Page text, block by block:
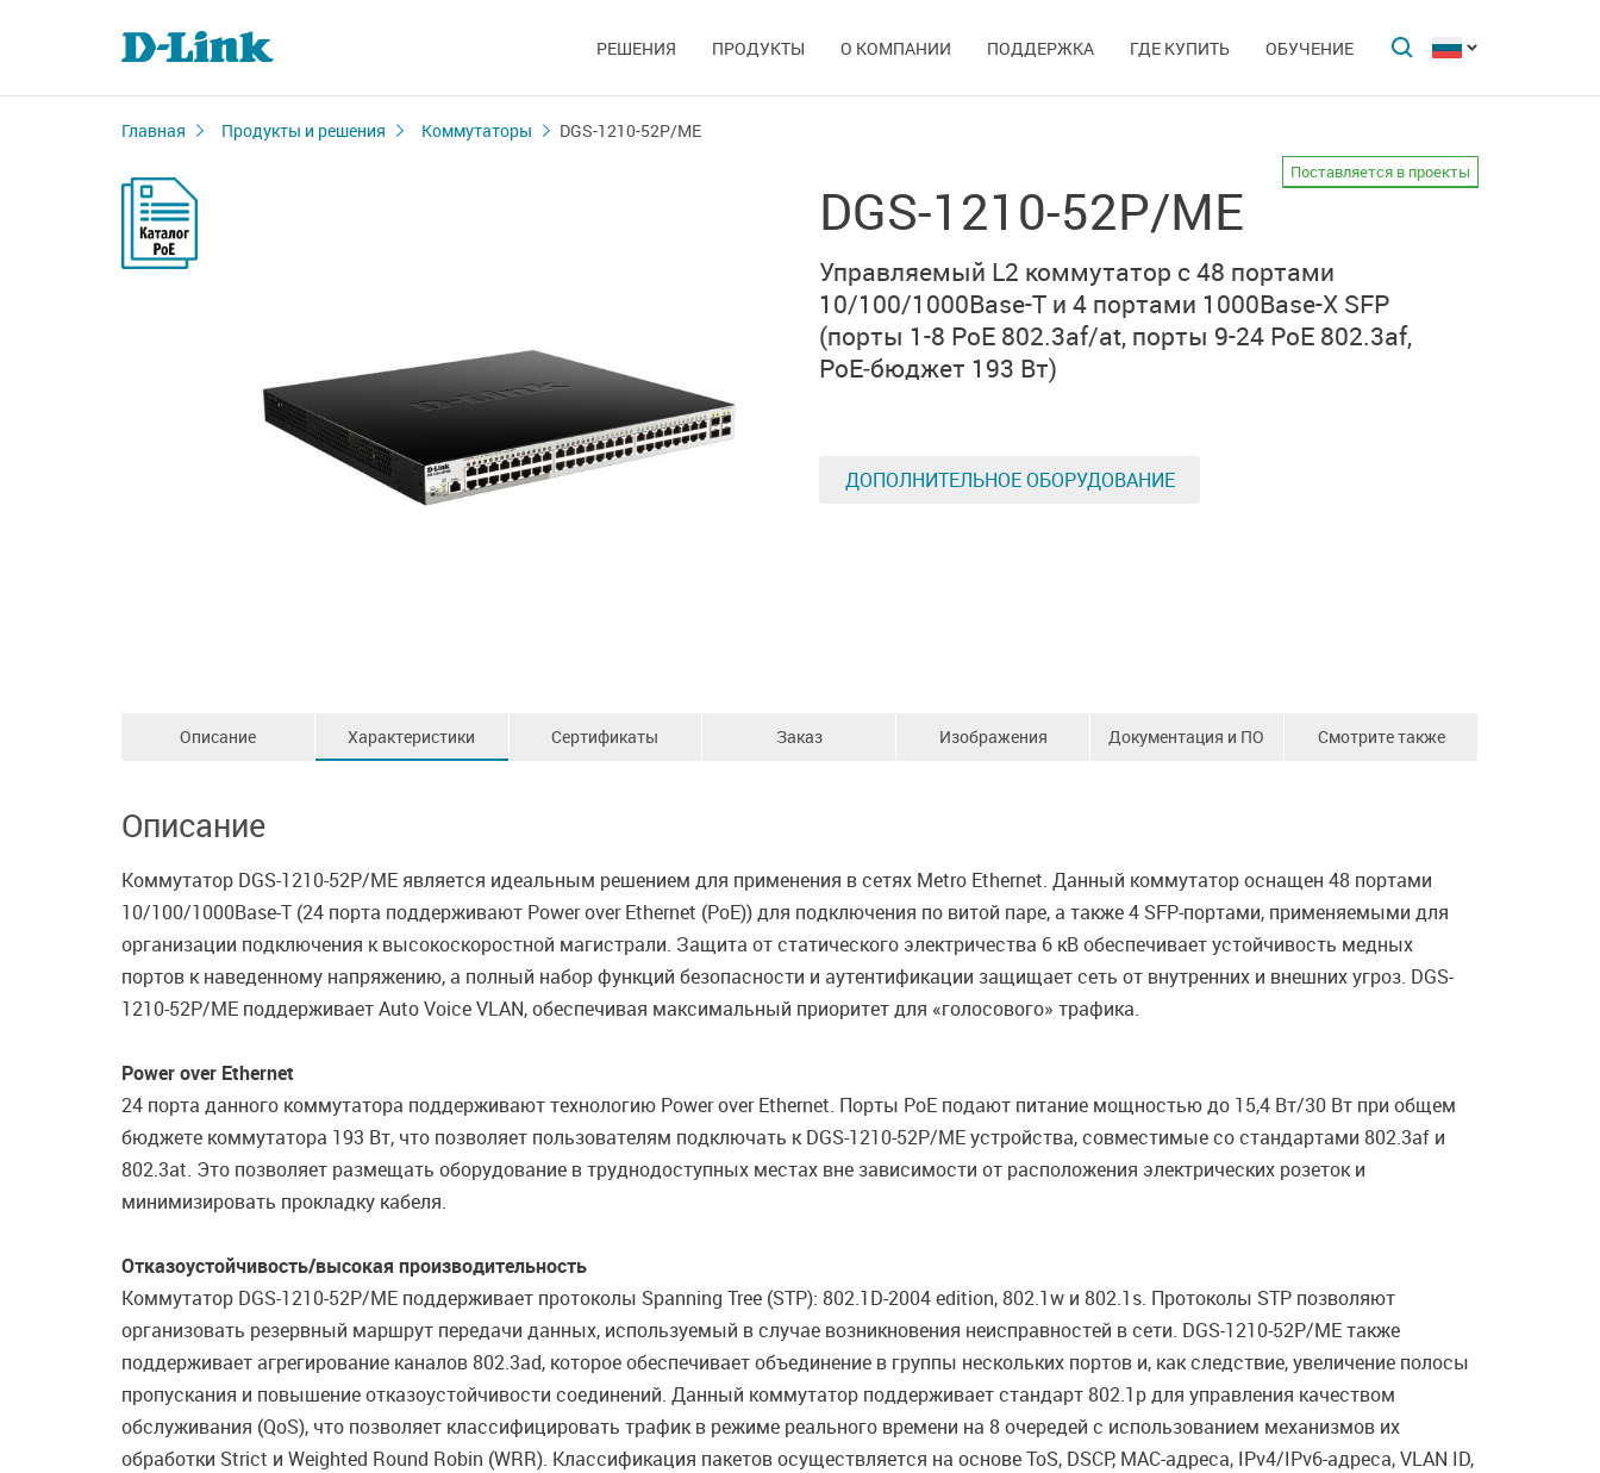
РЕШЕНИЯ ПРОДУКТЫ О КОМПАНИИ ПОДДЕРЖКА ГДЕ КУПИТЬ ОБУЧЕНИЕ
Главная Продукты и решения Коммутаторы DGS-1210-52P/ME
DGS-1210-52P/ME
Поставляется в проекты
Управляемый L2 коммутатор с 48 портами
10/100/1000Base-T и 4 портами 1000Base-X SFP
(порты 1-8 PoE 802.3af/at, порты 9-24 PoE 802.3af,
PoE‑бюджет 193 Вт)
ДОПОЛНИТЕЛЬНОЕ ОБОРУДОВАНИЕ
Описание Характеристики Сертификаты Заказ Изображения Документация и ПО Смотрите также
Описание
Коммутатор DGS-1210-52P/ME является идеальным решением для применения в сетях Metro Ethernet. Данный коммутатор оснащен 48 портами
10/100/1000Base-T (24 порта поддерживают Power over Ethernet (PoE)) для подключения по витой паре, а также 4 SFP-портами, применяемыми для
организации подключения к высокоскоростной магистрали. Защита от статического электричества 6 кВ обеспечивает устойчивость медных
портов к наведенному напряжению, а полный набор функций безопасности и аутентификации защищает сеть от внутренних и внешних угроз. DGS-
1210-52P/ME поддерживает Auto Voice VLAN, обеспечивая максимальный приоритет для «голосового» трафика.
Power over Ethernet
24 порта данного коммутатора поддерживают технологию Power over Ethernet. Порты PoE подают питание мощностью до 15,4 Вт/30 Вт при общем
бюджете коммутатора 193 Вт, что позволяет пользователям подключать к DGS-1210-52P/ME устройства, совместимые со стандартами 802.3af и
802.3at. Это позволяет размещать оборудование в труднодоступных местах вне зависимости от расположения электрических розеток и
минимизировать прокладку кабеля.
Отказоустойчивость/высокая производительность
Коммутатор DGS-1210-52P/ME поддерживает протоколы Spanning Tree (STP): 802.1D-2004 edition, 802.1w и 802.1s. Протоколы STP позволяют
организовать резервный маршрут передачи данных, используемый в случае возникновения неисправностей в сети. DGS-1210-52P/ME также
поддерживает агрегирование каналов 802.3ad, которое обеспечивает объединение в группы нескольких портов и, как следствие, увеличение полосы
пропускания и повышение отказоустойчивости соединений. Данный коммутатор поддерживает стандарт 802.1p для управления качеством
обслуживания (QoS), что позволяет классифицировать трафик в режиме реального времени на 8 очередей с использованием механизмов их
обработки Strict и Weighted Round Robin (WRR). Классификация пакетов осуществляется на основе ToS, DSCP, MAC-адреса, IPv4/IPv6-адреса, VLAN ID,